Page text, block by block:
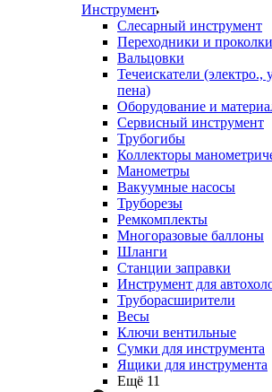
Инструмент
Слесарный инструмент
Переходники и проколки
Вальцовки
Течеискатели (электро.,
пена)
Оборудование и
Сервисный инструмент
Трубогибы
Коллекторы
Манометры
Вакуумные насосы
Труборезы
Ремкомплекты
Многоразовые баллоны
Шланги
Станции заправки
Инструмент для
Труборасширители
Весы
Ключи вентильные
Сумки для инструмента
Ящики для инструмента
Ещё 11